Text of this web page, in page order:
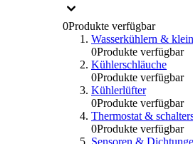
0Produkte verfügbar
Wasserkühlern &
0Produkte verfügbar
Kühlerschläuche
0Produkte verfügbar
Kühlerlüfter
0Produkte verfügbar
Thermostat &
0Produkte verfügbar
Sensoren &